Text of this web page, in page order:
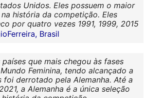
Unidos. Eles possuem o maior
história da competição. Eles
por quatro vezes 1991, 1999, 2015
Brasil
que mais chegou às fases
Feminina, tendo alcançado a
foi derrotado pela Alemanha. Até a
a Alemanha é a única seleção